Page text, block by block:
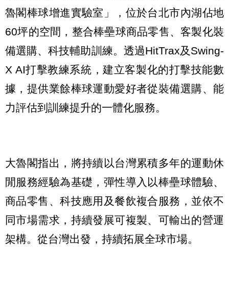
魯閣棒球增進實驗室」，位於台北市內湖佔地
60坪的空間，整合棒壘球商品零售、客製化裝
備選購、科技輔助訓練。透過HitTrax及Swing-
X AI打擊教練系統，建立客製化的打擊技能數
據，提供業餘棒球運動愛好者從裝備選購、能
力評估到訓練提升的一體化服務。
大魯閣指出，將持續以台灣累積多年的運動休
閒服務經驗為基礎，彈性導入以棒壘球體驗、
商品零售、科技應用及餐飲複合服務，並依不
同市場需求，持續發展可複製、可輸出的營運
架構。從台灣出發，持續拓展全球市場。